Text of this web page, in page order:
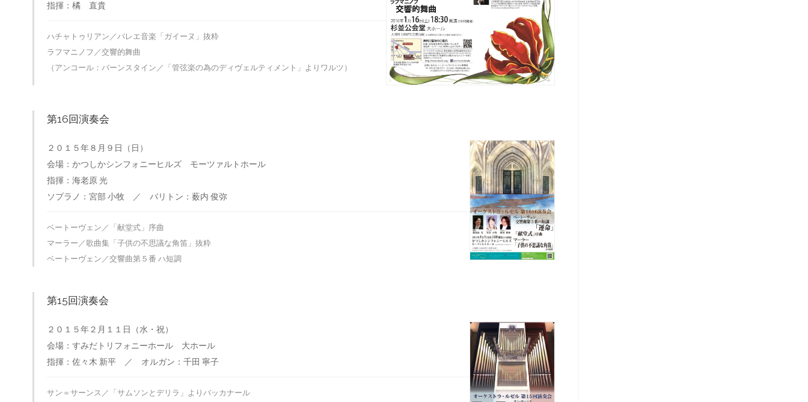
指揮：橘 直貴
ハチャトゥリアン／バレエ音楽「ガイーヌ」抜粋
ラフマニノフ／交響的舞曲
（アンコール：バーンスタイン／「管弦楽の為のディヴェルティメント」よりワルツ）
第16回演奏会
２０１５年８月９日（日）
会場：かつしかシンフォニーヒルズ モーツァルトホール
指揮：海老原 光
ソプラノ：宮部 小牧 ／ バリトン：薮内 俊弥
ベートーヴェン／「献堂式」序曲
マーラー／歌曲集「子供の不思議な角笛」抜粋
ベートーヴェン／交響曲第５番 ハ短調
第15回演奏会
２０１５年２月１１日（水・祝）
会場：すみだトリフォニーホール 大ホール
指揮：佐々木 新平 ／ オルガン：千田 寧子
サン＝サーンス／「サムソンとデリラ」よりバッカナール